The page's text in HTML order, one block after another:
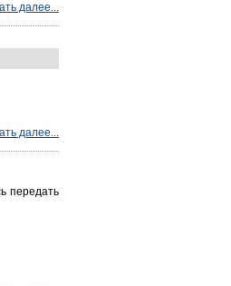
далее...
далее...
передать